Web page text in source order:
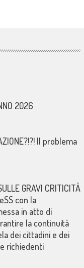
2026
Il problema
GRAVI CRITICITÀ
con la
in atto di
la continuità
dei cittadini e dei
richiedenti